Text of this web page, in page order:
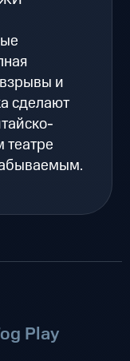
и
сделают
Play